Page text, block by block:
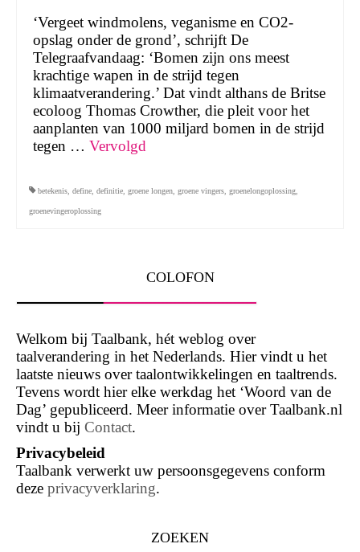
‘Vergeet windmolens, veganisme en CO2-
opslag onder de grond’, schrijft De
Telegraafvandaag: ‘Bomen zijn ons meest
krachtige wapen in de strijd tegen
klimaatverandering.’ Dat vindt althans de Britse
ecoloog Thomas Crowther, die pleit voor het
aanplanten van 1000 miljard bomen in de strijd
tegen … Vervolgd
betekenis define definitie groene longen groene vingers groenelongoplossing
groenevingeroplossing
COLOFON
Welkom bij Taalbank, hét weblog over
taalverandering in het Nederlands. Hier vindt u het
laatste nieuws over taalontwikkelingen en taaltrends.
Tevens wordt hier elke werkdag het ‘Woord van de
Dag’ gepubliceerd. Meer informatie over Taalbank.nl
vindt u bij Contact.
Privacybeleid
Taalbank verwerkt uw persoonsgegevens conform
deze privacyverklaring.
ZOEKEN